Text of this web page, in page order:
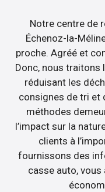
Notre centre de
Échenoz-la-
proche. Agréé et
Donc, nous traitons
réduisant les
consignes de tri et
méthodes
l’impact sur la
clients à
fournissons des
casse auto, vous